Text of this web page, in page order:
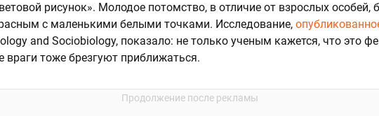
рисунок». Молодое потомство, в отличие от взрослых особей,
с маленькими белыми точками. Исследование,
and Sociobiology, показало: не только ученым кажется, что это
враги тоже брезгуют приближаться.